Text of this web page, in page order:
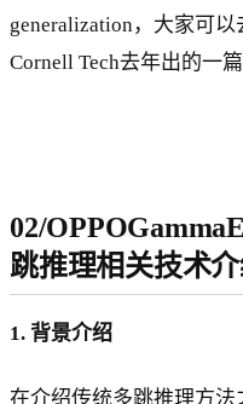
generalization，大家可以
Cornell Tech去年出的一
02/
跳推理相关技术
1. 背景介绍
在介绍传统多跳推理方